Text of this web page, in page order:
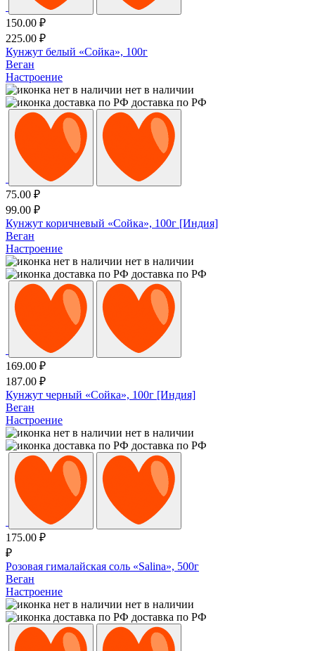
150.00 ₽
225.00 ₽
Кунжут белый «Сойка», 100г
Веган
Настроение
нет в наличии
доставка по РФ
75.00 ₽
99.00 ₽
Кунжут коричневый «Сойка», 100г [Индия]
Веган
Настроение
нет в наличии
доставка по РФ
169.00 ₽
187.00 ₽
Кунжут черный «Сойка», 100г [Индия]
Веган
Настроение
нет в наличии
доставка по РФ
175.00 ₽
₽
Розовая гималайская соль «Salina», 500г
Веган
Настроение
нет в наличии
доставка по РФ